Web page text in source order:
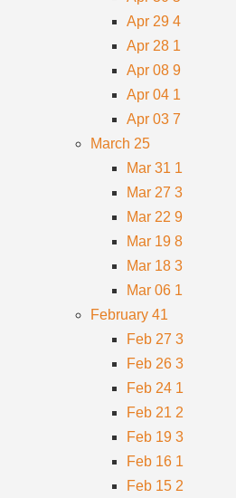
Apr 29 4
Apr 28 1
Apr 08 9
Apr 04 1
Apr 03 7
March 25
Mar 31 1
Mar 27 3
Mar 22 9
Mar 19 8
Mar 18 3
Mar 06 1
February 41
Feb 27 3
Feb 26 3
Feb 24 1
Feb 21 2
Feb 19 3
Feb 16 1
Feb 15 2